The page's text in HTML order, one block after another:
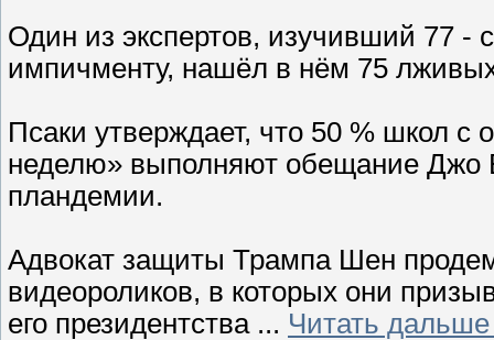
Один из экспертов, изучивший 77 -
импичменту, нашёл в нём 75
Псаки утверждает, что 50 % школ
неделю» выполняют обещание Джо
пландемии.
Адвокат защиты Трампа Шен
видеороликов, в которых они
его президентства ... Читать